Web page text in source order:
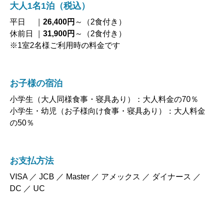
大人1名1泊（税込）
平日 ｜ 26,400円 ～（2食付き）
休前日 ｜ 31,900円 ～（2食付き）
※1室2名様ご利用時の料金です
お子様の宿泊
小学生（大人同様食事・寝具あり）：大人料金の70％
小学生・幼児（お子様向け食事・寝具あり）：大人料金
の50％
お支払方法
VISA ／ JCB ／ Master ／ アメックス ／ ダイナース ／
DC ／ UC